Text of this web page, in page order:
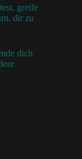
greife
dir zu
dich